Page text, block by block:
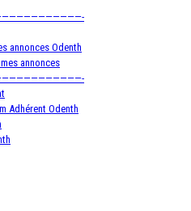
annonces Odenth
annonces
Adhérent Odenth